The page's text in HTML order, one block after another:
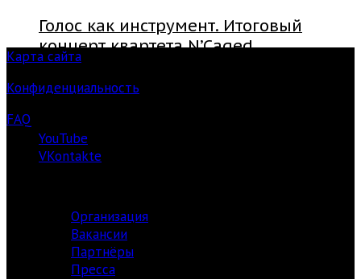
Голос как инструмент. Итоговый
концерт квартета N’Caged
Карта сайта
Конфиденциальность
FAQ
YouTube
VKontakte
Организация
Вакансии
Партнёры
Пресса